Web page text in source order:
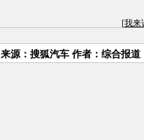
[我来
来源：搜狐汽车 作者：综合报道